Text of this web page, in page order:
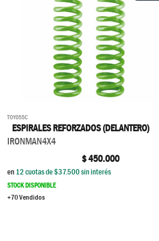
TOY055C
ESPIRALES REFORZADOS (DELANTERO)
IRONMAN4X4
$450.000
en12cuotas de $37.500sin interés
STOCK DISPONIBLE
+70 Vendidos